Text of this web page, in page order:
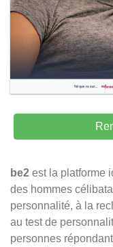
be2 est la platforme
des hommes
personnalité, à la
au test de
personnes